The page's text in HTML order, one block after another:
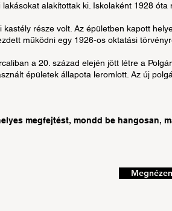
alakítottak ki. Iskolaként 1928 óta
kastély része volt. Az épületben kapott
működni egy 1926-os oktatási
a 20. század elején jött létre a
épületek állapota leromlott. Az új
megfejtést, mondd be hangosan,